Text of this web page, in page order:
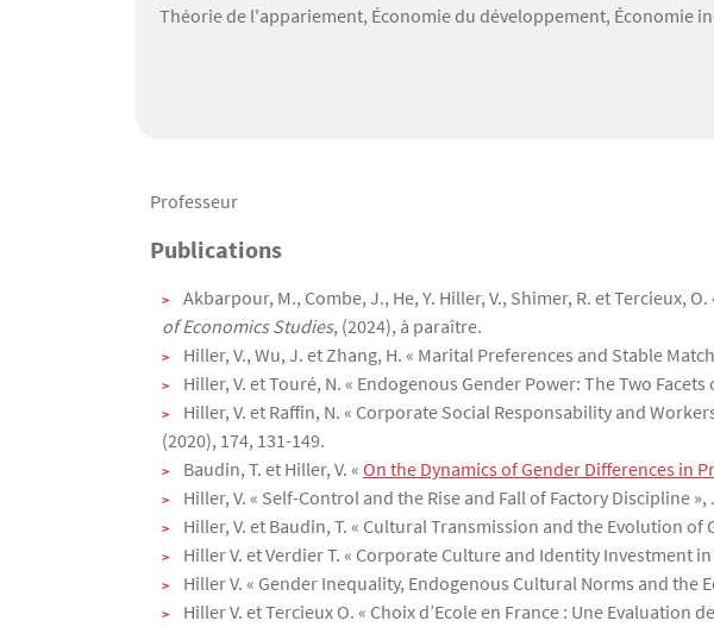
Théorie de l'appariement, Économie du développement, Économie
Texte
Professeur
Publications
Akbarpour, M., Combe, J., He, Y. Hiller, V., Shimer, R. et Tercieux,
of Economics Studies, (2024), à paraître.
Hiller, V., Wu, J. et Zhang, H. « Marital Preferences and Stable
Hiller, V. et Touré, N. « Endogenous Gender Power: The Two
Hiller, V. et Raffin, N. « Corporate Social Responsability and
(2020), 174, 131-149.
Baudin, T. et Hiller, V. « On the Dynamics of Gender Differences in
Hiller, V. « Self-Control and the Rise and Fall of Factory Discipline »,
Hiller, V. et Baudin, T. « Cultural Transmission and the Evolution of
Hiller V. et Verdier T. « Corporate Culture and Identity Investment
Hiller V. « Gender Inequality, Endogenous Cultural Norms and the
Hiller V. et Tercieux O. « Choix d’Ecole en France : Une Evaluation